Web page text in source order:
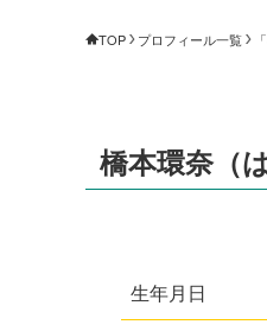
TOP プロフィール一覧
橋本環奈（
生年月日